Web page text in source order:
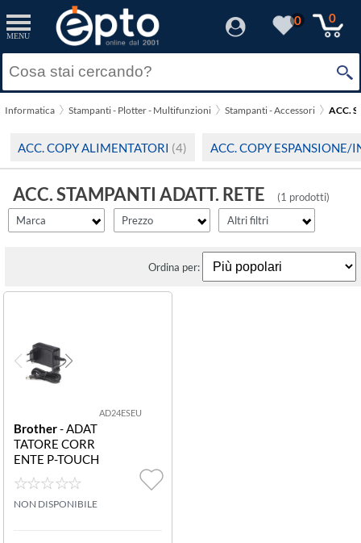
MENU
0 0
Informatica Stampanti - Plotter - Multifunzioni Stampanti - Accessori ACC.
ACC. COPY ALIMENTATORI (4) ACC. COPY ESPANSIONE/
ACC. STAMPANTI ADATT. RETE
(1 prodotti)
Marca
filter_id Resetta
Prezzo
filter_fprezzo
Prezzo minimo
Resetta
Altri filtri
filter_adds
Solo Promozioni
Visualizza solo le Novità
Resetta
Ordina per:
AD24ESEU
Brother- ADAT
TATORE CORR
ENTE P-TOUCH
NON DISPONIBILE